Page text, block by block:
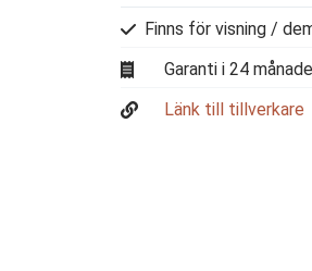
Finns för visning /
Garanti i 24
Länk till tillverkare